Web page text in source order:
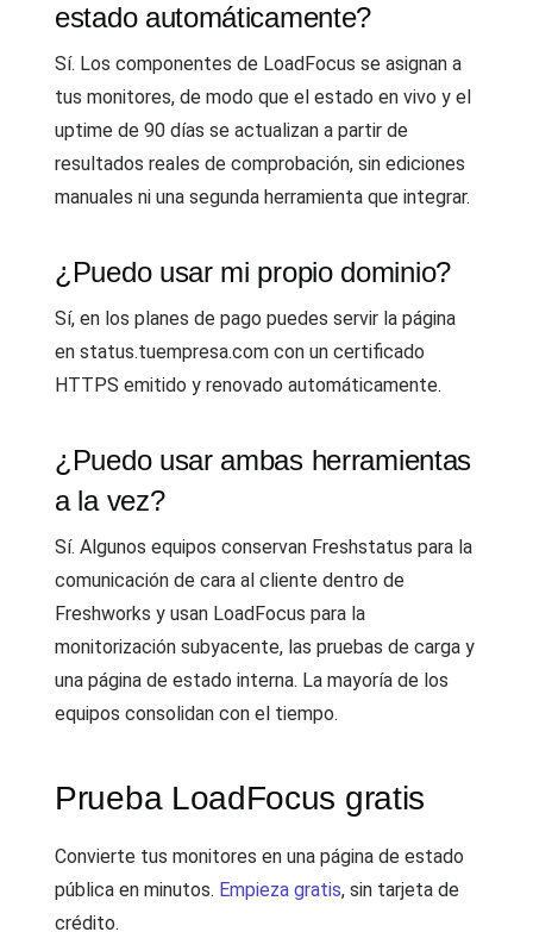
estado automáticamente?
Sí. Los componentes de LoadFocus se asignan a
tus monitores, de modo que el estado en vivo y el
uptime de 90 días se actualizan a partir de
resultados reales de comprobación, sin ediciones
manuales ni una segunda herramienta que integrar.
¿Puedo usar mi propio dominio?
Sí, en los planes de pago puedes servir la página
en status.tuempresa.com con un certificado
HTTPS emitido y renovado automáticamente.
¿Puedo usar ambas herramientas
a la vez?
Sí. Algunos equipos conservan Freshstatus para la
comunicación de cara al cliente dentro de
Freshworks y usan LoadFocus para la
monitorización subyacente, las pruebas de carga y
una página de estado interna. La mayoría de los
equipos consolidan con el tiempo.
Prueba LoadFocus gratis
Convierte tus monitores en una página de estado
pública en minutos. Empieza gratis, sin tarjeta de
crédito.